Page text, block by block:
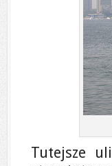
Tutejsze